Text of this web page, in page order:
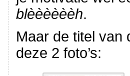
blèèèèèèh.
Maar de titel van
deze 2 foto’s: